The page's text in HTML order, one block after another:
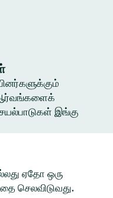
ஆர்வங்களைக்
இங்கு
ஏதோ ஒரு
செலவிடுவது.